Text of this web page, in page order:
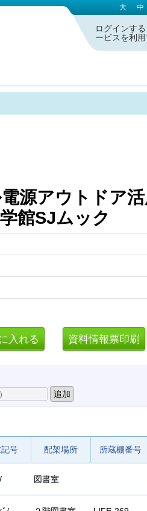
大 中
ログインす
ービスを利用
源アウトドア
SJムック
号 配架場所 所蔵棚番号
図書室